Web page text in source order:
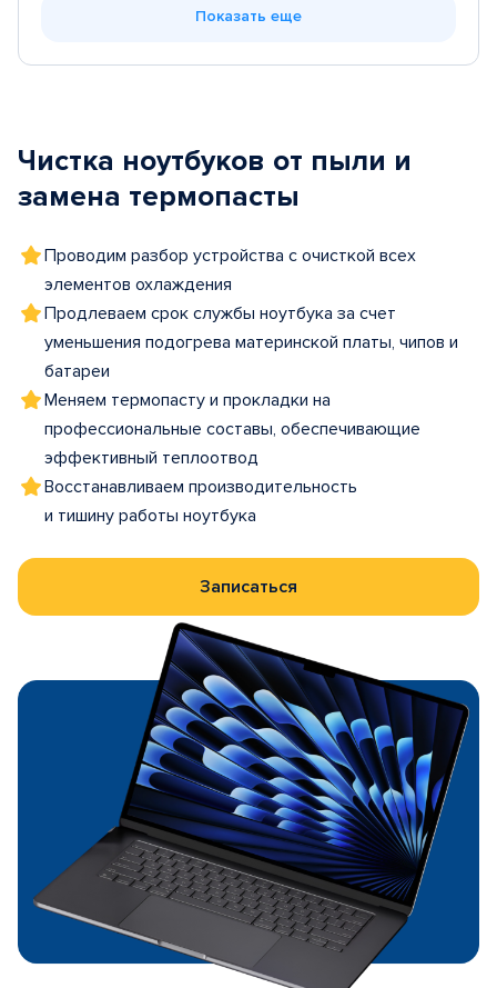
Показать еще
Чистка ноутбуков от пыли и
замена термопасты
Проводим разбор устройства с очисткой всех
элементов охлаждения
Продлеваем срок службы ноутбука за счет
уменьшения подогрева материнской платы, чипов и
батареи
Меняем термопасту и прокладки на
профессиональные составы, обеспечивающие
эффективный теплоотвод
Восстанавливаем производительность
и тишину работы ноутбука
Записаться